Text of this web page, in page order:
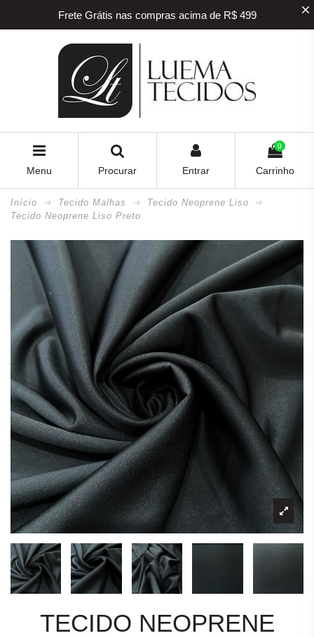
Frete Grátis nas compras acima de R$ 499
5% de desconto para pagamento via PIX e BOLETO
Frete Grátis nas compras acima de R$ 499
Menu Procurar Entrar
0
Carrinho
Início Tecido Malhas
Tecido Neoprene Liso
Tecido Neoprene Liso Preto
TECIDO NEOPRENE